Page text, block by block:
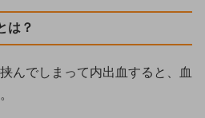
は？
んでしまって内出血すると、血